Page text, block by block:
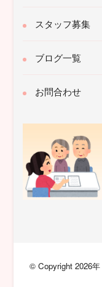
スタッフ募集
ブログ一覧
お問合わせ
© Copyright 2026年